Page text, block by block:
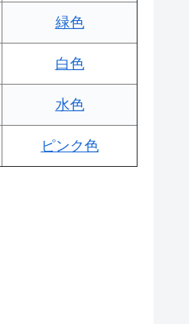
緑色
白色
水色
ピンク色